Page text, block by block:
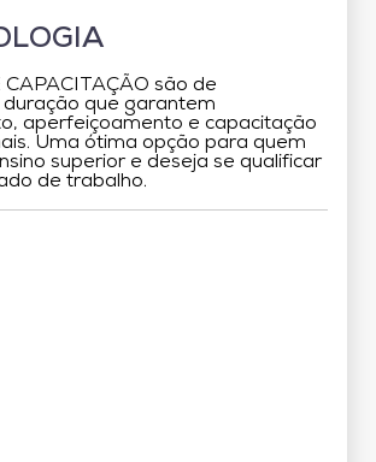
CAPACITAÇÃO são de
que garantem
aperfeiçoamento e capacitação
Uma ótima opção para quem
superior e deseja se qualificar
de trabalho.